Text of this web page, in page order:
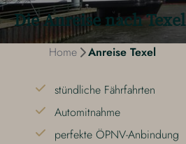
Die Anreise nach Texel
Home Anreise Texel
stündliche Fährfahrten
Automitnahme
perfekte ÖPNV-Anbindung